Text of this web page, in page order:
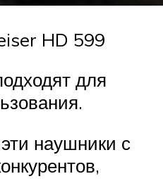
HD 599
для
наушники с